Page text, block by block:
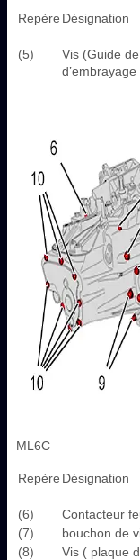
Repère Désignation
(5)
Vis (Guide
d’embrayage
ML6C
Repère Désignation
(6)
Contacteur
(7)
bouchon de
(8)
Vis ( plaque